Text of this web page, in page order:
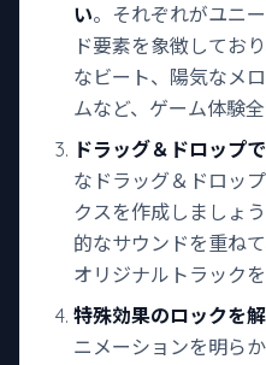
い。それぞれがユニ
ド要素を象徴してお
なビート、陽気なメ
ムなど、ゲーム体験
ドラッグ＆ドロップ
なドラッグ＆ドロッ
クスを作成しましょ
的なサウンドを重ね
オリジナルトラック
特殊効果のロックを
ニメーションを明ら